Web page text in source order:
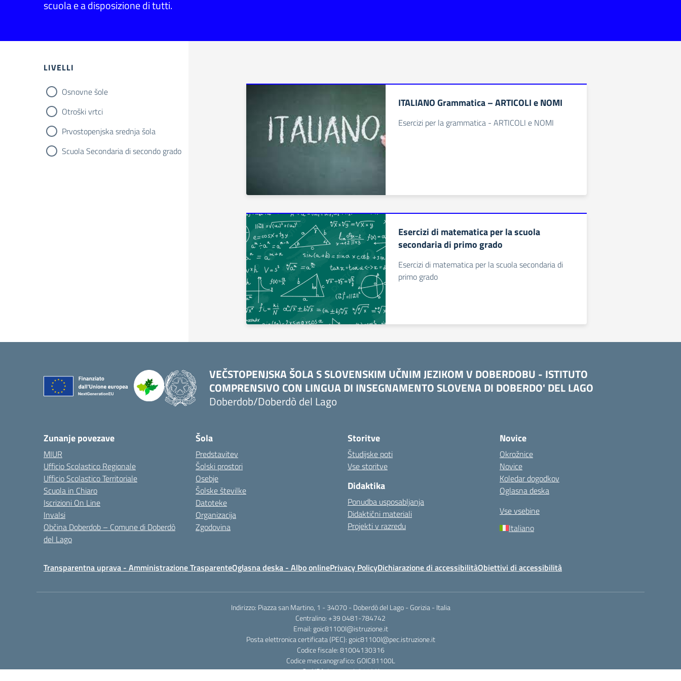
scuola e a disposizione di tutti.
LIVELLI
Osnovne šole
Otroški vrtci
Prvostopenjska srednja šola
Scuola Secondaria di secondo grado
ITALIANO Grammatica – ARTICOLI e NOMI
Esercizi per la grammatica - ARTICOLI e NOMI
Esercizi di matematica per la scuola
secondaria di primo grado
Esercizi di matematica per la scuola secondaria di
primo grado
VEČSTOPENJSKA ŠOLA S SLOVENSKIM UČNIM JEZIKOM V DOBERDOBU - ISTITUTO
COMPRENSIVO CON LINGUA DI INSEGNAMENTO SLOVENA DI DOBERDO' DEL LAGO
Doberdob/Doberdò del Lago
Zunanje povezave
MIUR
Ufficio Scolastico Regionale
Ufficio Scolastico Territoriale
Scuola in Chiaro
Iscrizioni On Line
Invalsi
Občina Doberdob – Comune di Doberdò
del Lago
Šola
Predstavitev
Šolski prostori
Osebje
Šolske številke
Datoteke
Organizacija
Zgodovina
Storitve
Študijske poti
Vse storitve
Didaktika
Ponudba usposabljanja
Didaktični materiali
Projekti v razredu
Novice
Okrožnice
Novice
Koledar dogodkov
Oglasna deska
Vse vsebine
Italiano
Transparentna uprava - Amministrazione TrasparenteOglasna deska - Albo onlinePrivacy PolicyDichiarazione di accessibilitàObiettivi di accessibilità
Indirizzo: Piazza san Martino, 1 - 34070 - Doberdò del Lago - Gorizia - Italia
Centralino: +39 0481-784742
Email: goic81100l@istruzione.it
Posta elettronica certificata (PEC): goic81100l@pec.istruzione.it
Codice fiscale: 81004130316
Codice meccanografico: GOIC81100L
Cod IPA: istsc_goic81100l